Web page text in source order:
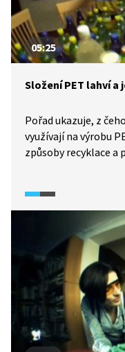
05:25
Složení PET lahví a
Pořad ukazuje, z
využívají na výrobu
způsoby recyklace a